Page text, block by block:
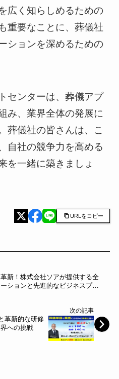
広く知らしめるための
重要なことに、葬儀社
ションを深めるための
センターは、葬儀アプ
み、業界全体の発展に
葬儀社の皆さんは、こ
自社の競争力を高める
を一緒に築きましょ
URLをコピー
新！株式会社ソアが提供する全
ションと先進的なビジネスプロ
次の記事
革新的な研修
への挑戦